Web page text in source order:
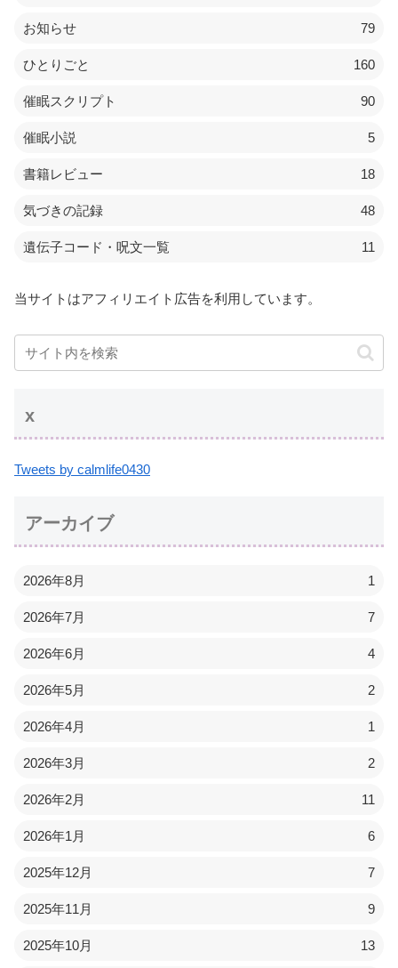
お知らせ 79
ひとりごと 160
催眠スクリプト 90
催眠小説 5
書籍レビュー 18
気づきの記録 48
遺伝子コード・呪文一覧 11
当サイトはアフィリエイト広告を利用しています。
x
Tweets by calmlife0430
アーカイブ
2026年8月 1
2026年7月 7
2026年6月 4
2026年5月 2
2026年4月 1
2026年3月 2
2026年2月 11
2026年1月 6
2025年12月 7
2025年11月 9
2025年10月 13